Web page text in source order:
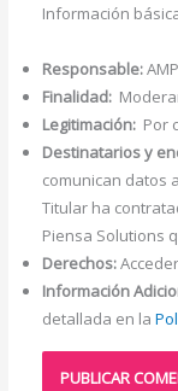
Información
Responsable:
Finalidad:
Legitimación:Por
Destinatarios y
comunican datos
Titular ha
Piensa Solutions
Derechos:
Información
detallada en la